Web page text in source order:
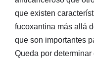
que existen
fucoxantina más allá
que son importantes
Queda por determinar